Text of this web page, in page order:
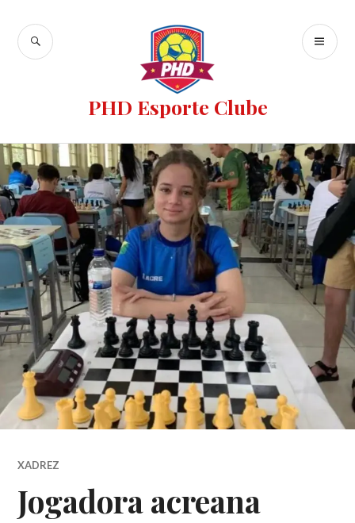
PHD Esporte Clube
XADREZ
Jogadora acreana